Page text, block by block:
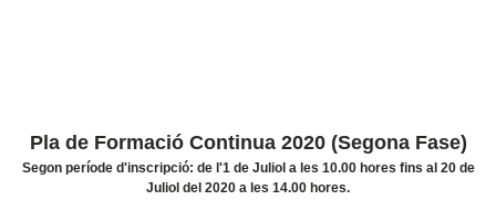
Pla de Formació Continua 2020 (Segona Fase)
Segon període d'inscripció: de l'1 de Juliol a les 10.00 hores fins al 20 de
Juliol del 2020 a les 14.00 hores.